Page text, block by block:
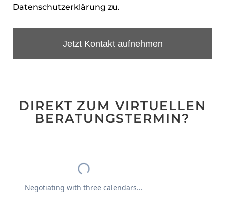
Datenschutzerklärung zu.
Jetzt Kontakt aufnehmen
DIREKT ZUM VIRTUELLEN
BERATUNGSTERMIN?